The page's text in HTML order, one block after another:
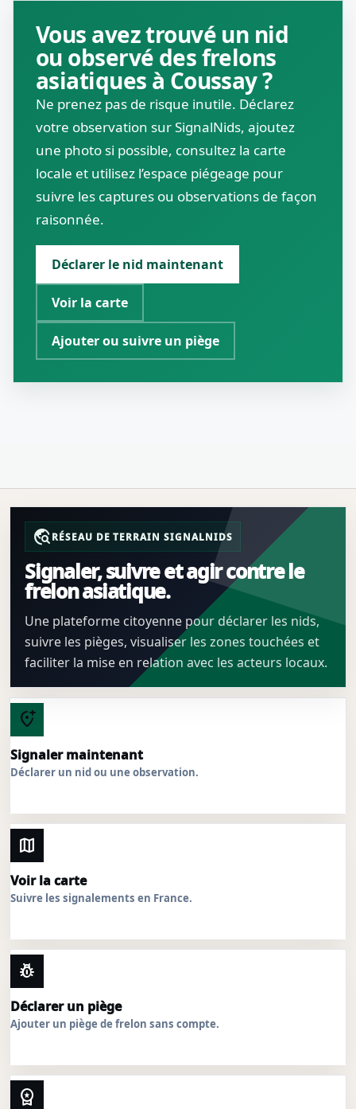
Vous avez trouvé un nid
ou observé des frelons
asiatiques à Coussay ?
Ne prenez pas de risque inutile. Déclarez
votre observation sur SignalNids, ajoutez
une photo si possible, consultez la carte
locale et utilisez l’espace piégeage pour
suivre les captures ou observations de façon
raisonnée.
Déclarer le nid maintenant
Voir la carte
Ajouter ou suivre un piège
travel_exploreRÉSEAU DE TERRAIN SIGNALNIDS
Signaler, suivre et agir contre le
frelon asiatique.
Une plateforme citoyenne pour déclarer les nids,
suivre les pièges, visualiser les zones touchées et
faciliter la mise en relation avec les acteurs locaux.
add_location_alt
Signaler maintenant
Déclarer un nid ou une observation.
map
Voir la carte
Suivre les signalements en France.
pest_control
Déclarer un piège
Ajouter un piège de frelon sans compte.
workspace_premium